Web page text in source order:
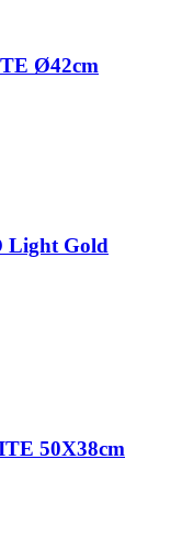
Ø42cm
Light Gold
50X38cm